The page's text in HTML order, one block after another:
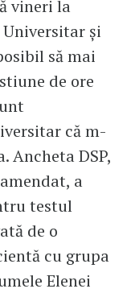
vineri la
și
să mai
de ore
că m-
Ancheta DSP,
a
testul
de o
cu grupa
Elenei